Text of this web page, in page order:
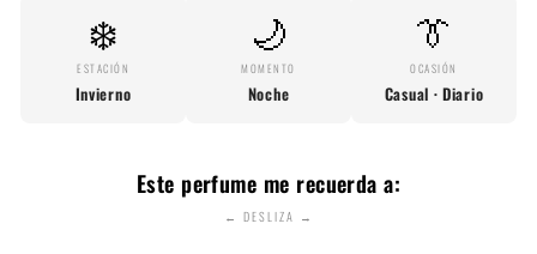
❄️
ESTACIÓN
Invierno
🌙
MOMENTO
Noche
👔
OCASIÓN
Casual · Diario
Este perfume me recuerda a:
← DESLIZA →